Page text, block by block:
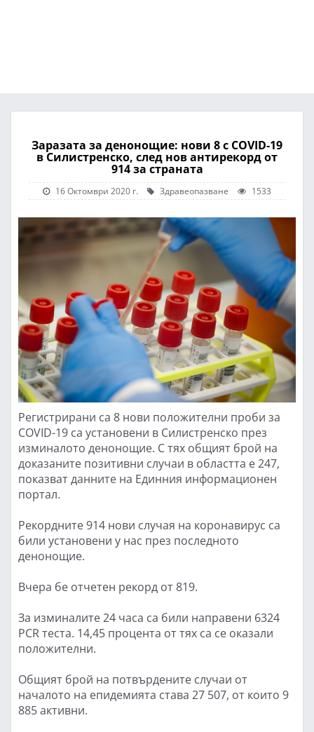
Заразата за денонощие: нови 8 с COVID-19
в Силистренско, след нов антирекорд от
914 за страната
16 Октомври 2020 г. Здравеопазване 1533
Регистрирани са 8 нови положителни проби за
COVID-19 са установени в Силистренско през
изминалото денонощие. С тях общият брой на
доказаните позитивни случаи в областта е 247,
показват данните на Единния информационен
портал.
Рекордните 914 нови случая на коронавирус са
били установени у нас през последното
денонощие.
Вчера бе отчетен рекорд от 819.
За изминалите 24 часа са били направени 6324
PCR теста. 14,45 процента от тях са се оказали
положителни.
Общият брой на потвърдените случаи от
началото на епидемията става 27 507, от които 9
885 активни.